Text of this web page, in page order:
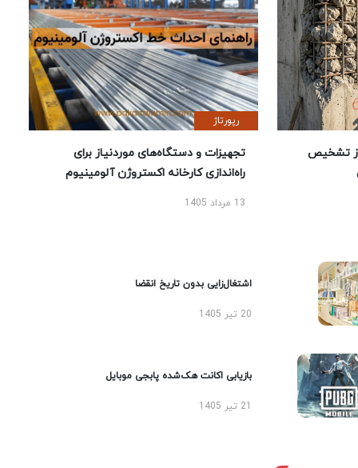
تشخیص
رپورتاژ
تجهیزات و دستگاه‌های موردنیاز برای
راه‌اندازی کارخانه اکستروژن آلومینیوم
13 مرداد 1405
اشتغال‌زایی بدون تاریخ انقضا
20 تیر 1405
بازیابی اکانت هک‌شده پابجی موبایل